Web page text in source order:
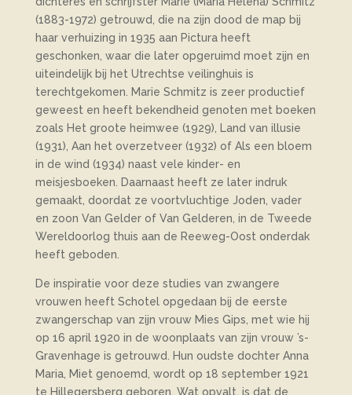
(1883-1972) getrouwd, die na zijn dood de map bij
haar verhuizing in 1935 aan Pictura heeft
geschonken, waar die later opgeruimd moet zijn en
uiteindelijk bij het Utrechtse veilinghuis is
terechtgekomen. Marie Schmitz is zeer productief
geweest en heeft bekendheid genoten met boeken
zoals Het groote heimwee (1929), Land van illusie
(1931), Aan het overzetveer (1932) of Als een bloem
in de wind (1934) naast vele kinder- en
meisjesboeken. Daarnaast heeft ze later indruk
gemaakt, doordat ze voortvluchtige Joden, vader
en zoon Van Gelder of Van Gelderen, in de Tweede
Wereldoorlog thuis aan de Reeweg-Oost onderdak
heeft geboden.
De inspiratie voor deze studies van zwangere
vrouwen heeft Schotel opgedaan bij de eerste
zwangerschap van zijn vrouw Mies Gips, met wie hij
op 16 april 1920 in de woonplaats van zijn vrouw ’s-
Gravenhage is getrouwd. Hun oudste dochter Anna
Maria, Miet genoemd, wordt op 18 september 1921
te Hillegersberg geboren. Wat opvalt, is dat de